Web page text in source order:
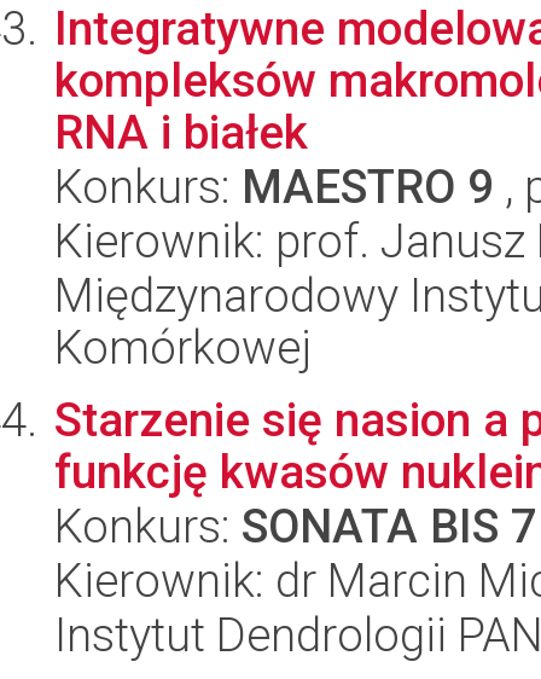
Integratywne
kompleksów
RNA i białek
Konkurs: MAESTRO 9 ,
Kierownik: prof.
Międzynarodowy
Komórkowej
Starzenie się nasion a
funkcję kwasów
Konkurs: SONATA BIS 7
Kierownik: dr Marcin
Instytut Dendrologii